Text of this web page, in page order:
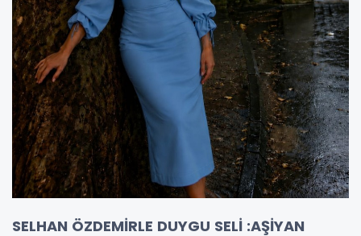
SELHAN ÖZDEMİRLE DUYGU SELİ :AŞİYAN